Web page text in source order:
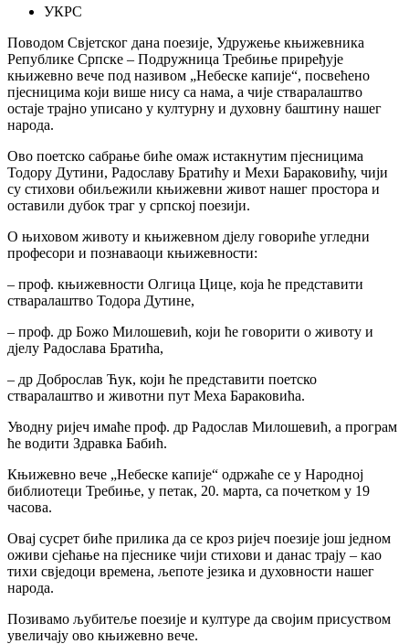
УКРС
Поводом Свјетског дана поезије, Удружење књижевника
Републике Српске – Подружница Требиње приређује
књижевно вече под називом „Небеске капије“, посвећено
пјесницима који више нису са нама, а чије стваралаштво
остаје трајно уписано у културну и духовну баштину нашег
народа.
Ово поетско сабрање биће омаж истакнутим пјесницима
Тодору Дутини, Радославу Братићу и Мехи Бараковићу, чији
су стихови обиљежили књижевни живот нашег простора и
оставили дубок траг у српској поезији.
О њиховом животу и књижевном дјелу говориће угледни
професори и познаваоци књижевности:
– проф. књижевности Олгица Цице, која ће представити
стваралаштво Тодора Дутине,
– проф. др Божо Милошевић, који ће говорити о животу и
дјелу Радослава Братића,
– др Доброслав Ћук, који ће представити поетско
стваралаштво и животни пут Меха Бараковића.
Уводну ријеч имаће проф. др Радослав Милошевић, а програм
ће водити Здравка Бабић.
Књижевно вече „Небеске капије“ одржаће се у Народној
библиотеци Требиње, у петак, 20. марта, са почетком у 19
часова.
Овај сусрет биће прилика да се кроз ријеч поезије још једном
оживи сјећање на пјеснике чији стихови и данас трају – као
тихи свједоци времена, љепоте језика и духовности нашег
народа.
Позивамо љубитеље поезије и културе да својим присуством
увеличају ово књижевно вече.